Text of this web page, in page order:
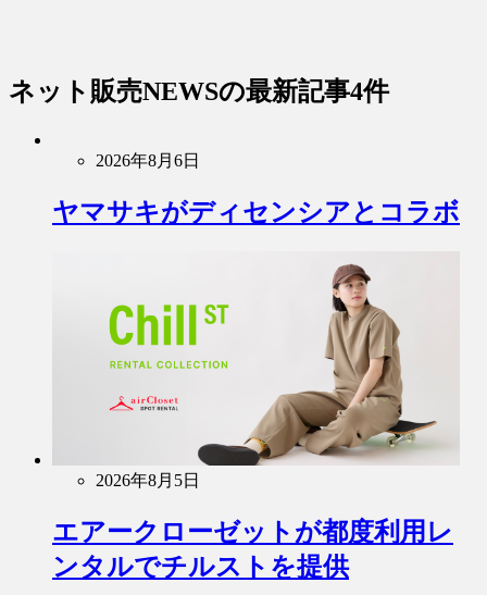
ネット販売NEWSの最新記事4件
2026年8月6日
ヤマサキがディセンシアとコラボ
2026年8月5日
エアークローゼットが都度利用レ
ンタルでチルストを提供